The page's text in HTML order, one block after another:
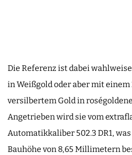
Die Referenz ist dabei
in Weißgold oder aber mit
versilbertem Gold in
Angetrieben wird sie vom
Automatikkaliber 502.3 DR1,
Bauhöhe von 8,65 Millimetern